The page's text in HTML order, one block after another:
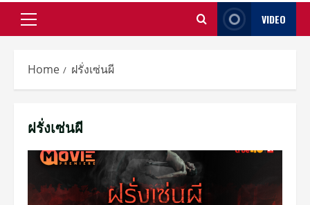
Primary
VIDEO
Home ฝรั่งเซ่นผี
ฝรั่งเซ่นผี